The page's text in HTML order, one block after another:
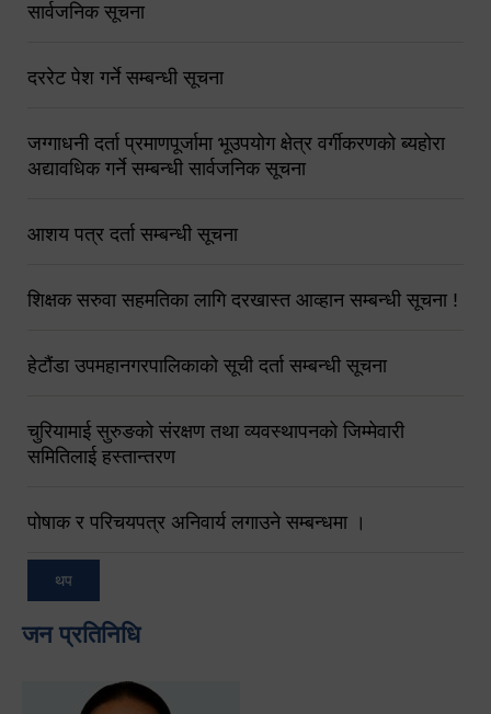
सार्वजनिक सूचना
दररेट पेश गर्ने सम्बन्धी सूचना
जग्गाधनी दर्ता प्रमाणपूर्जामा भूउपयोग क्षेत्र वर्गीकरणको ब्यहोरा
अद्यावधिक गर्ने सम्बन्धी सार्वजनिक सूचना
आशय पत्र दर्ता सम्बन्धी सूचना
शिक्षक सरुवा सहमतिका लागि दरखास्त आव्हान सम्बन्धी सूचना !
हेटौंडा उपमहानगरपालिकाको सूची दर्ता सम्बन्धी सूचना
चुरियामाई सुरुङको संरक्षण तथा व्यवस्थापनको जिम्मेवारी
समितिलाई हस्तान्तरण
पोषाक र परिचयपत्र अनिवार्य लगाउने सम्बन्धमा ।
थप
जन प्रतिनिधि